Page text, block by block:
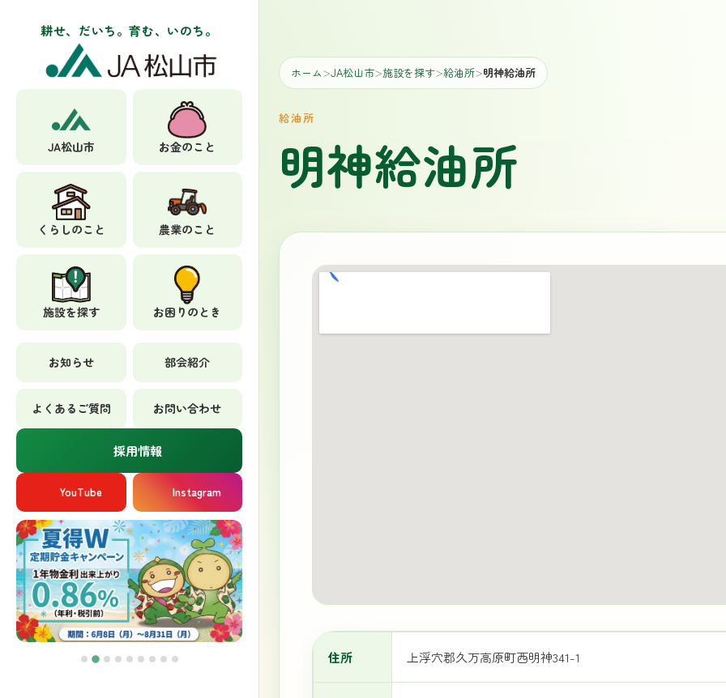
耕せ、だいち。育む、いのち。
JA松山市 お金のこと
くらしのこと 農業のこと
施設を探す お困りのとき
お知らせ 部会紹介
よくあるご質問 お問い合わせ
採用情報
YouTube Instagram
ホーム ＞JA松山市＞施設を探す＞給油所＞明神給油所
給油所
明神給油所
住所 上浮穴郡久万高原町西明神341-1